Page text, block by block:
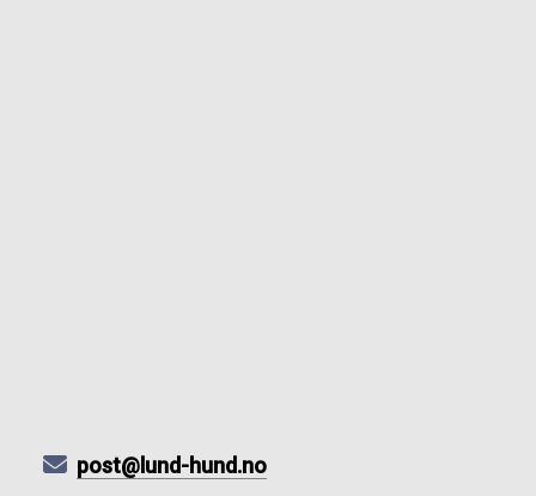
post@lund-hund.no